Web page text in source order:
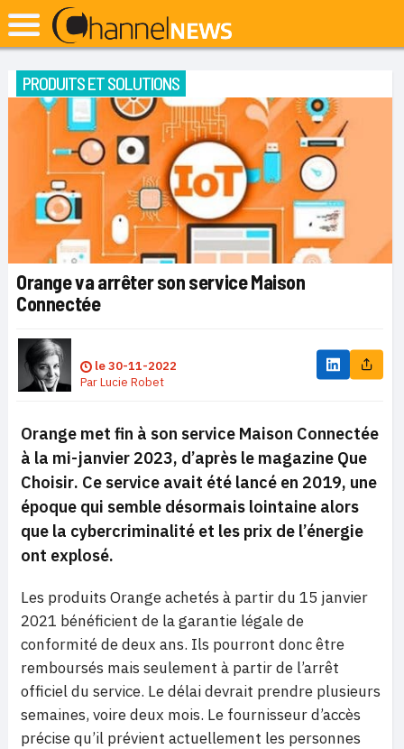
PRODUITS ET SOLUTIONS
Orange va arrêter son service Maison
Connectée
le30-11-2022
ParLucie Robet
Orange met fin à son service Maison Connectée
à la mi-janvier 2023, d’après le magazine Que
Choisir. Ce service avait été lancé en 2019, une
époque qui semble désormais lointaine alors
que la cybercriminalité et les prix de l’énergie
ont explosé.
Les produits Orange achetés à partir du 15 janvier
2021 bénéficient de la garantie légale de
conformité de deux ans. Ils pourront donc être
remboursés mais seulement à partir de l’arrêt
officiel du service. Le délai devrait prendre plusieurs
semaines, voire deux mois. Le fournisseur d’accès
précise qu’il prévient actuellement les personnes